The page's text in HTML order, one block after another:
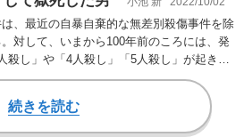
、最近の自暴自棄的な無差別殺傷事件を除
対して、いまから100年前のころには、発
殺し」や「4人殺し」「5人殺し」が起きて
続きを読む